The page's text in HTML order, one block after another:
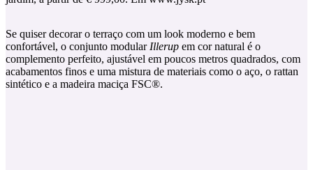
Se quiser decorar o terraço com um look moderno e bem
confortável, o conjunto modular Illerup em cor natural é o
complemento perfeito, ajustável em poucos metros quadrados, com
acabamentos finos e uma mistura de materiais como o aço, o rattan
sintético e a madeira maciça FSC®.